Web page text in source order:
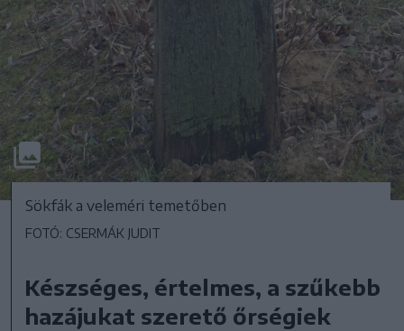
Sökfák a veleméri temetőben
FOTÓ: CSERMÁK JUDIT
Készséges, értelmes, a szűkebb
hazájukat szerető őrségiek